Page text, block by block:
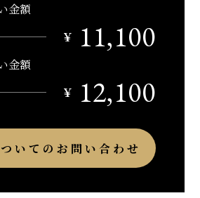
金額
￥
11,100
金額
￥
12,100
いてのお問い合わせ